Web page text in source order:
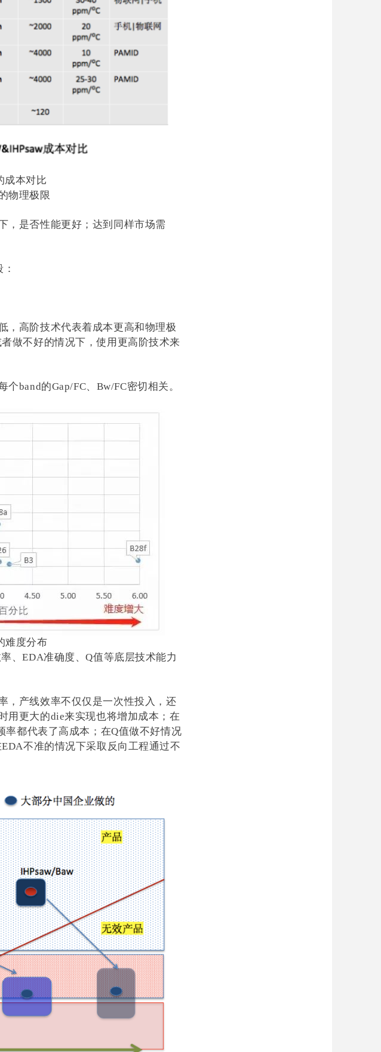
成本对比
物理极限
，是否性能更好；达到同样市场需
，高阶技术代表着成本更高和物理极
做不好的情况下，使用更高阶技术来
band的Gap/FC、Bw/FC密切相关。
难度分布
、EDA准确度、Q值等底层技术能力
，产线效率不仅仅是一次性投入，还
用更大的die来实现也将增加成本；在
都代表了高成本；在Q值做不好情况
不准的情况下采取反向工程通过不